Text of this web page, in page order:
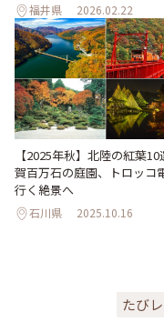
福井県 2026.02.22
【2025年秋】北陸の紅葉10
賀百万石の庭園、トロッコ
行く絶景へ
石川県 2025.10.16
たび